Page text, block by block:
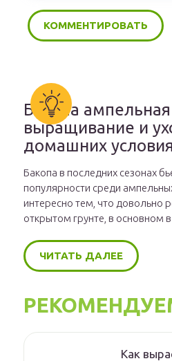
Бакопа
выращивание и
домашних
Бакопа в последних сезонах
популярности среди
интересно тем, что довольно
открытом грунте, в основном
ЧИТАТЬ ДАЛЕЕ
Как